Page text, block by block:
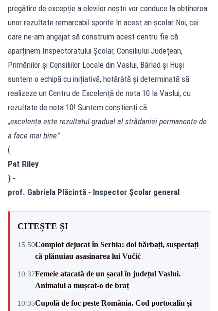
pregătire de excepție a elevilor noștri vor conduce la obținerea
unor rezultate remarcabil sporite în acest an școlar.Noi, cei
care ne-am angajat să construim acest centru fie că
aparținem Inspectoratului Școlar, Consiliului Județean,
Primăriilor și Consiliilor Locale din Vaslui, Bârlad și Huși
suntem o echipă cu inițiativă, hotărâtă și determinată să
realizeze un Centru de Excelență de nota 10 la Vaslui, cu
rezultate de nota 10! Suntem conștienți că
„excelența este rezultatul gradual al strădaniei permanente de
a face mai bine”
(
Pat Riley
) -
prof. Gabriela Plăcintă - Inspector Școlar general
CITEȘTE ȘI
15:50Complot dejucat în Serbia: doi bărbați, suspectați
că plănuiau asasinarea lui Vučić
10:37Femeie atacată de un șacal în județul Vaslui.
Animalul a mușcat-o de braț
10:35Cupolă de foc peste România. Cod portocaliu și